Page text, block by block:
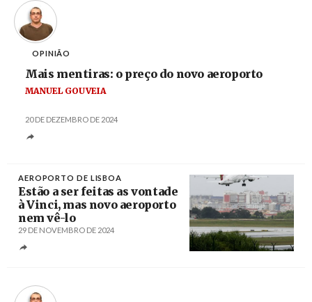
OPINIÃO
Mais mentiras: o preço do novo aeroporto
MANUEL GOUVEIA
20 DE DEZEMBRO DE 2024
AEROPORTO DE LISBOA
Estão a ser feitas as vontade
à Vinci, mas novo aeroporto
nem vê-lo
29 DE NOVEMBRO DE 2024